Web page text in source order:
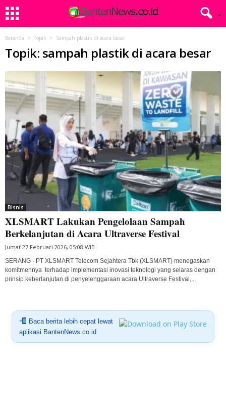
Beranda Topik Sampah plastik di acara besar
Topik: sampah plastik di acara besar
Bisnis
XLSMART Lakukan Pengelolaan Sampah
Berkelanjutan di Acara Ultraverse Festival
Jumat 27 Februari 2026, 05:08 WIB
SERANG - PT XLSMART Telecom Sejahtera Tbk (XLSMART) menegaskan
komitmennya terhadap implementasi inovasi teknologi yang selaras dengan
prinsip keberlanjutan di penyelenggaraan acara Ultraverse Festival,...
Baca berita lebih cepat lewat
aplikasi BantenNews.co.id